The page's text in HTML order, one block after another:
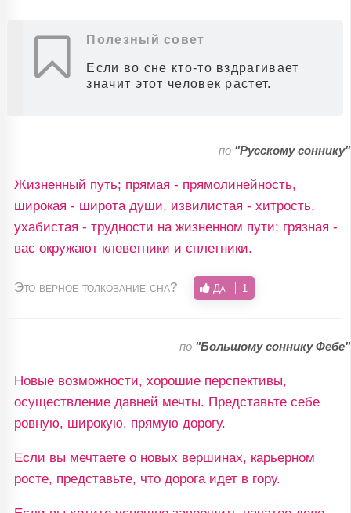
Полезный совет
Если во сне кто-то вздрагивает
значит этот человек растет.
по "Русскому соннику"
Жизненный путь; прямая - прямолинейность,
широкая - широта души, извилистая - хитрость,
ухабистая - трудности на жизненном пути; грязная -
вас окружают клеветники и сплетники.
Это верное толкование сна? Да 1
по "Большому соннику Фебе"
Новые возможности, хорошие перспективы,
осуществление давней мечты. Представьте себе
ровную, широкую, прямую дорогу.
Если вы мечтаете о новых вершинах, карьерном
росте, представьте, что дорога идет в гору.